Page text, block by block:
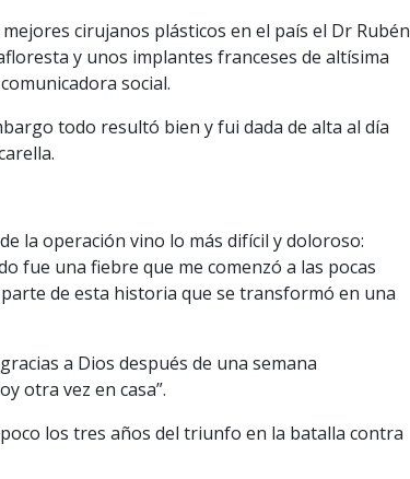
cirujanos plásticos en el país el Dr Rubén
y unos implantes franceses de altísima
social.
todo resultó bien y fui dada de alta al día
la operación vino lo más difícil y doloroso:
fue una fiebre que me comenzó a las pocas
de esta historia que se transformó en una
a Dios después de una semana
otra vez en casa”.
los tres años del triunfo en la batalla contra